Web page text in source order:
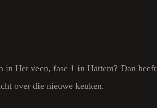
in Het veen, fase 1 in Hattem? Dan heeft
over die nieuwe keuken.